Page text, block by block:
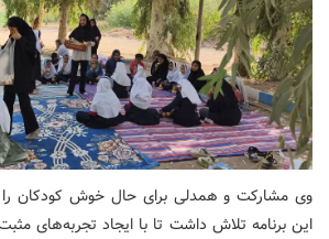
وی مشارکت و همدلی برای حال خوش کودکان را
این برنامه تلاش داشت تا با ایجاد تجربه‌های